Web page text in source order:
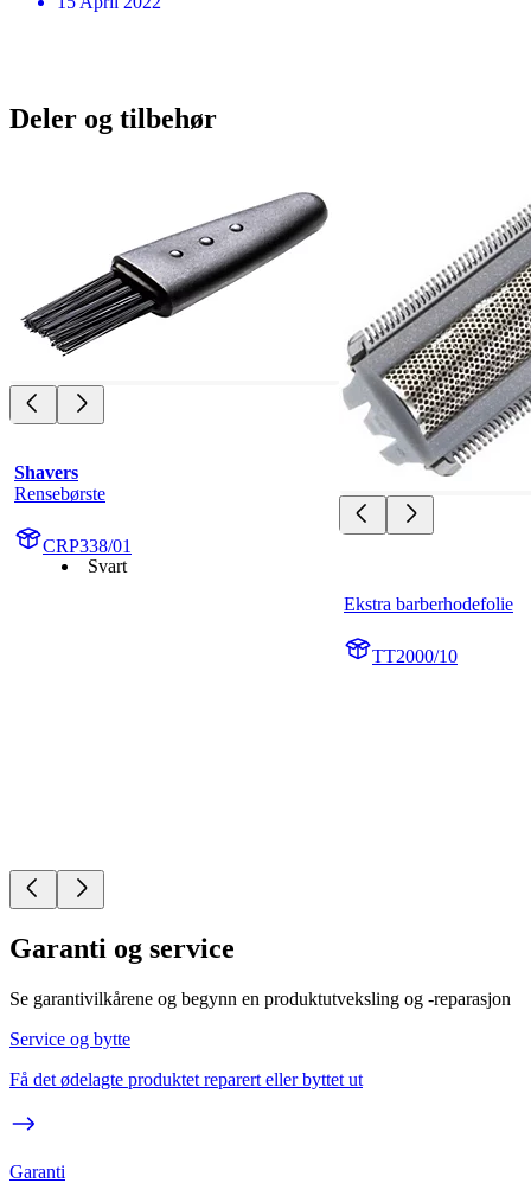
Deler og tilbehør
Shavers
Rensebørste
CRP338/01
Svart
Ekstra barberhodefolie
TT2000/10
Garanti og service
Se garantivilkårene og begynn en produktutveksling og -reparasjon
Service og bytte
Få det ødelagte produktet reparert eller byttet ut
Garanti